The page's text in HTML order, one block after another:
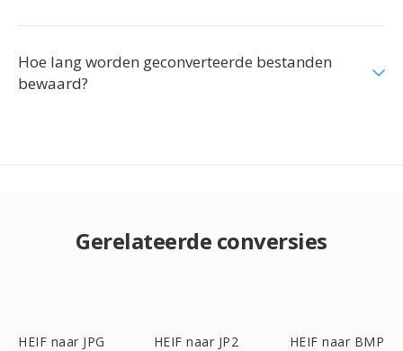
Hoe lang worden geconverteerde bestanden
bewaard?
Gerelateerde conversies
HEIF naar JPG HEIF naar JP2 HEIF naar BMP